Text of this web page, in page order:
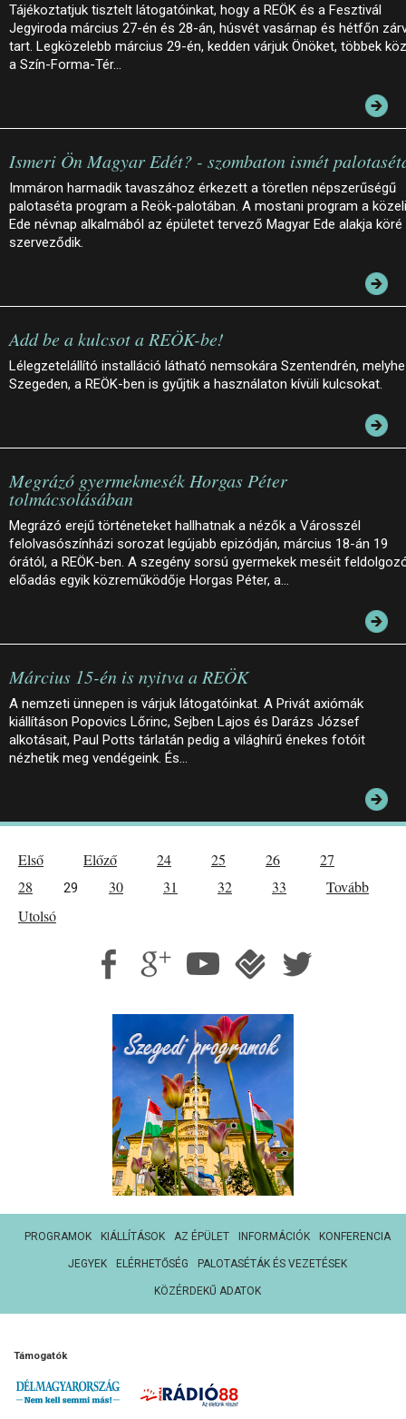
Tájékoztatjuk tisztelt látogatóinkat, hogy a REÖK és a Fesztivál
Jegyiroda március 27-én és 28-án, húsvét vasárnap és hétfőn
tart. Legközelebb március 29-én, kedden várjuk Önöket, többek
a Szín-Forma-Tér…
Ismeri Ön Magyar Edét? - szombaton ismét
Immáron harmadik tavaszához érkezett a töretlen népszerűségű
palotaséta program a Reök-palotában. A mostani program a közeli
Ede névnap alkalmából az épületet tervező Magyar Ede alakja köré
szerveződik.
Add be a kulcsot a REÖK-be!
Lélegzetelállító installáció látható nemsokára Szentendrén,
Szegeden, a REÖK-ben is gyűjtik a használaton kívüli kulcsokat.
Megrázó gyermekmesék Horgas Péter
tolmácsolásában
Megrázó erejű történeteket hallhatnak a nézők a Városszél
felolvasószínházi sorozat legújabb epizódján, március 18-án 19
órától, a REÖK-ben. A szegény sorsú gyermekek meséit
előadás egyik közreműködője Horgas Péter, a…
Március 15-én is nyitva a REÖK
A nemzeti ünnepen is várjuk látogatóinkat. A Privát axiómák
kiállításon Popovics Lőrinc, Sejben Lajos és Darázs József
alkotásait, Paul Potts tárlatán pedig a világhírű énekes fotóit
nézhetik meg vendégeink. És…
Első Előző 24 25 26
27
28
29 30 31 32 33
Tovább
Utolsó
PROGRAMOK KIÁLLÍTÁSOK AZ ÉPÜLET INFORMÁCIÓK KONFERENCIA
JEGYEK ELÉRHETŐSÉG PALOTASÉTÁK ÉS VEZETÉSEK
KÖZÉRDEKŰ ADATOK
Támogatók